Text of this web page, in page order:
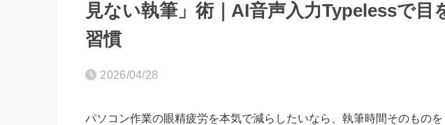
見ない執筆」術｜AI音声入力Typelessで目
習慣
2026/04/28
パソコン作業の眼精疲労を本気で減らしたいなら、執筆時間そのもの